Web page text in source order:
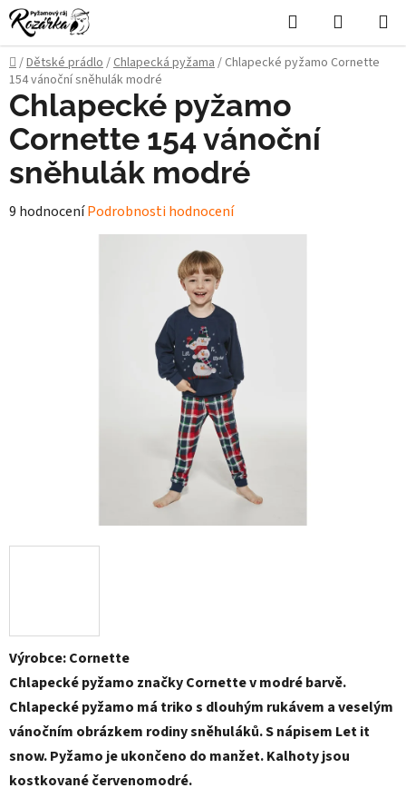
Přejít
na
obsah
Hledat
KOŠÍK
Domů
/Dětské prádlo/Chlapecká pyžama/ Chlapecké pyžamo Cornette
154 vánoční sněhulák modré
Výrobce: Cornette
Chlapecké pyžamo značky Cornette v modré barvě.
Chlapecké pyžamo má triko s dlouhým rukávem a veselým
vánočním obrázkem rodiny sněhuláků. S nápisem Let it
snow. Pyžamo je ukončeno do manžet. Kalhoty jsou
kostkované červenomodré.
Chlapecké pyžamo
Cornette 154 vánoční
sněhulák modré
Průměrné
9 hodnoceníPodrobnosti hodnocení